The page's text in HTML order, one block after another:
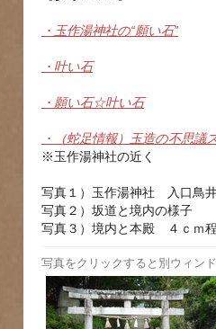
・玉作湯神社の“願い石”
・叶い石
・願い石☆叶い石
・（蛇足情報）玉造の不思議
※玉作湯神社の近く
写真１）玉作湯神社 入口鳥井
写真２）坂道と境内の様子
写真３）境内と本殿 ４ｃｍ
写真をクリックすると別ウィン